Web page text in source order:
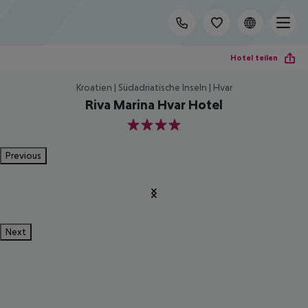
Hotel teilen
Kroatien | Südadriatische Inseln | Hvar
Riva Marina Hvar Hotel
4
Previous
Next